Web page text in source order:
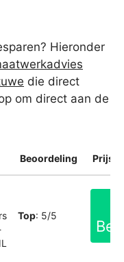
Hieronder
die direct
om direct aan de
Beoordeling
Top: 5/5